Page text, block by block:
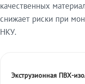
качественных
снижает риски при
НКУ.
Экструзионная ПВХ-